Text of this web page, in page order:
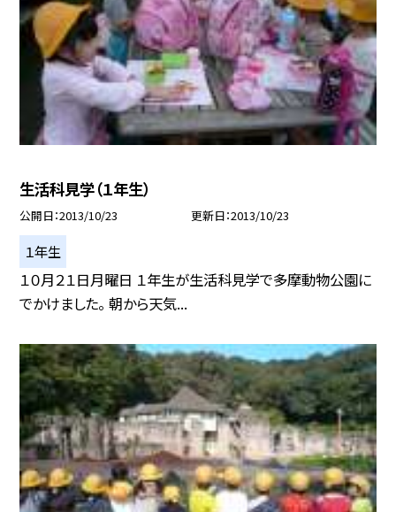
生活科見学（１年生）
公開日 2013/10/23 更新日 2013/10/23
１年生
１０月２１日月曜日 １年生が生活科見学で多摩動物公園に
でかけました。 朝から天気...